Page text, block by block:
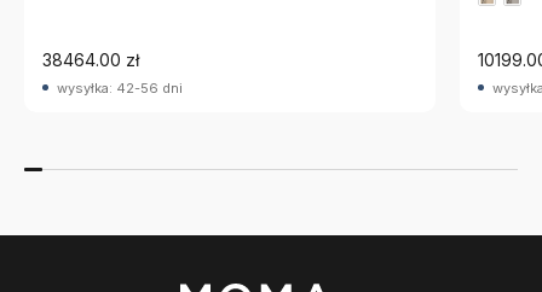
38464.00 zł
wysyłka: 42-56 dni